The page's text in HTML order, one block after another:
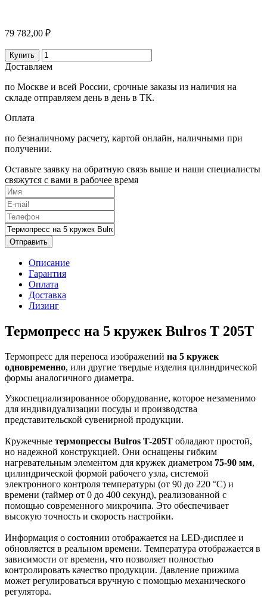
79 782,00 ₽
Купить
Доставляем
по Москве и всей России, срочные заказы из наличия на
складе отправляем день в день в ТК.
Оплата
по безналичному расчету, картой онлайн, наличными при
получении.
Оставьте заявку на обратную связь выше и наши специалисты
свяжутся с вами в рабочее время
Отправить
Описание
Гарантия
Оплата
Доставка
Лизинг
Термопресс на 5 кружек Bulros T 205T
Термопресс для переноса изображений на 5 кружек
одновременно, или другие твердые изделия цилиндрической
формы аналогичного диаметра.
Узкоспециализированное оборудование, которое незаменимо
для индивидуализации посуды и производства
представительской сувенирной продукции.
Кружечные термопрессы Bulros T-205T обладают простой,
но надежной конструкцией. Они оснащены гибким
нагревательным элементом для кружек диаметром 75-90 мм,
цилиндрической формой рабочего узла, системой
электронного контроля температуры (от 90 до 220 °С) и
времени (таймер от 0 до 400 секунд), реализованной с
помощью современного микрочипа. Это обеспечивает
высокую точность и скорость настройки.
Информация о состоянии отображается на LED-дисплее и
обновляется в реальном времени. Температура отображается в
зависимости от времени, что позволяет полностью
контролировать качество продукции. Давление прижима
может регулироваться вручную с помощью механического
регулятора.